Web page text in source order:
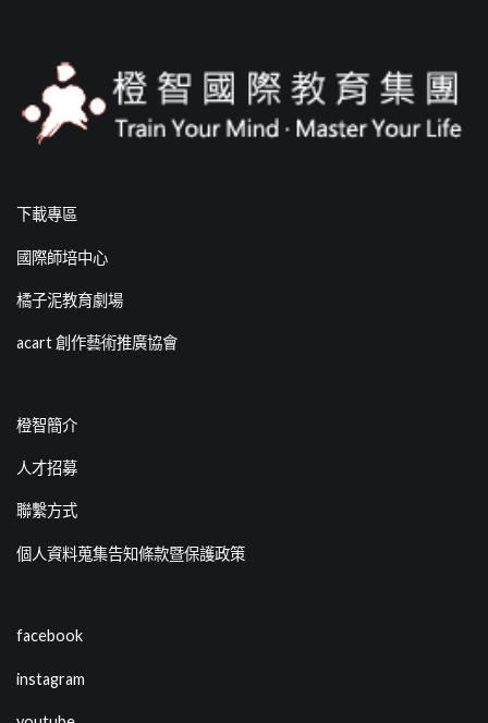
下載專區
國際師培中心
橘子泥教育劇場
acart 創作藝術推廣協會
橙智簡介
人才招募
聯繫方式
個人資料蒐集告知條款暨保護政策
facebook
instagram